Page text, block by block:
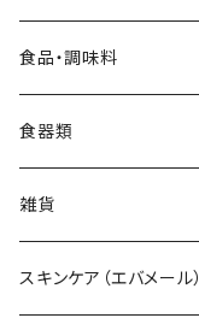
食品・調味料
食器類
雑貨
スキンケア（エバメール）